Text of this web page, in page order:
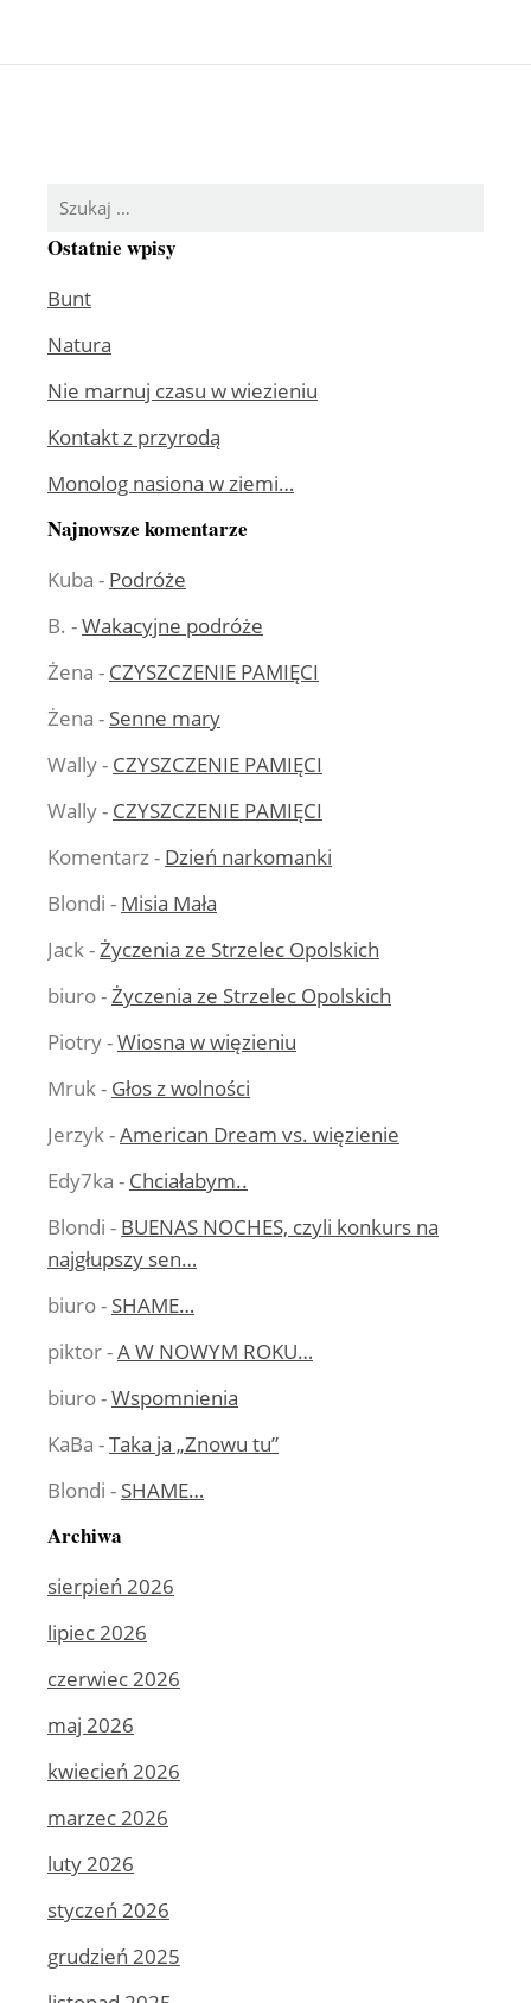
Szukaj:
Ostatnie wpisy
Bunt
Natura
Nie marnuj czasu w wiezieniu
Kontakt z przyrodą
Monolog nasiona w ziemi…
Najnowsze komentarze
Kuba - Podróże
B. -Wakacyjne podróże
Żena - CZYSZCZENIE PAMIĘCI
Żena - Senne mary
Wally- CZYSZCZENIE PAMIĘCI
Wally- CZYSZCZENIE PAMIĘCI
Komentarz- Dzień narkomanki
Blondi - Misia Mała
Jack-Życzenia ze Strzelec Opolskich
biuro-Życzenia ze Strzelec Opolskich
Piotry-Wiosna w więzieniu
Mruk- Głos z wolności
Jerzyk-American Dream vs. więzienie
Edy7ka - Chciałabym..
Blondi - BUENAS NOCHES, czyli konkurs na
najgłupszy sen…
biuro- SHAME…
piktor-A W NOWYM ROKU…
biuro-Wspomnienia
KaBa -Taka ja „Znowu tu”
Blondi - SHAME…
Archiwa
sierpień 2026
lipiec 2026
czerwiec 2026
maj 2026
kwiecień 2026
marzec 2026
luty 2026
styczeń 2026
grudzień 2025